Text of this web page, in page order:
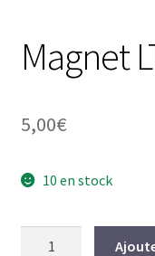
Magnet
5,00€
10 en stock